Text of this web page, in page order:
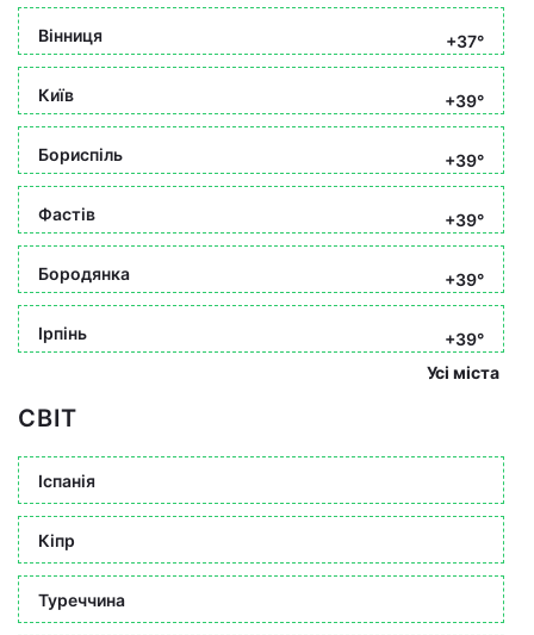
Вінниця +37°
Київ +39°
Бориспіль +39°
Фастів +39°
Бородянка +39°
Ірпінь
+39°
Усі міста
СВІТ
Іспанія
Кіпр
Туреччина